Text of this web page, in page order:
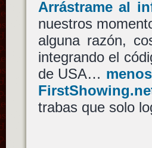
Arrástrame al
nuestros
alguna razón,
integrando el
de USA…
trabas que solo